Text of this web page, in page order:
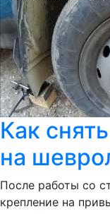
Как
на
После работы со
крепление на